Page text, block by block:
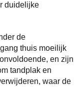
duidelijke
de
thuis moeilijk
en zijn
tandplak en
waar de